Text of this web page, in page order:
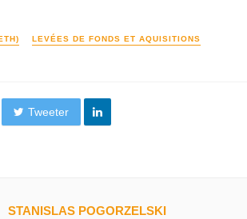
LEVÉES DE FONDS ET AQUISITIONS
Tweeter
STANISLAS POGORZELSKI